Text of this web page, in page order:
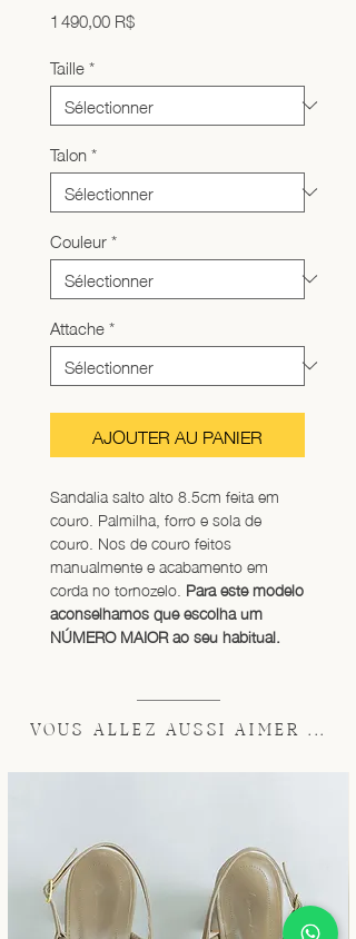
1 490,00 R$Prix
Taille*
Talon*
Couleur*
Attache*
AJOUTER AU PANIER
Sandalia salto alto 8.5cm feita em
couro. Palmilha, forro e sola de
couro. Nos de couro feitos
manualmente e acabamento em
corda no tornozelo. Para este modelo
aconselhamos que escolha um
NÚMERO MAIOR ao seu habitual.
VOUS ALLEZ AUSSI AIMER ...